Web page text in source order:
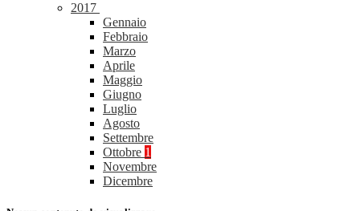
2017
Gennaio
Febbraio
Marzo
Aprile
Maggio
Giugno
Luglio
Agosto
Settembre
Ottobre 1
Novembre
Dicembre